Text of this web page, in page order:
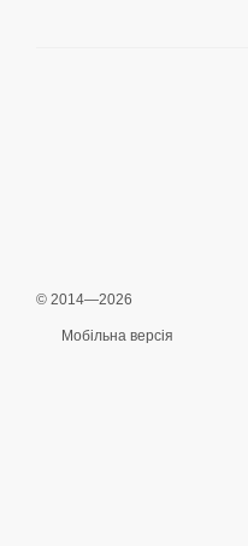
© 2014—2026
Мобільна версія